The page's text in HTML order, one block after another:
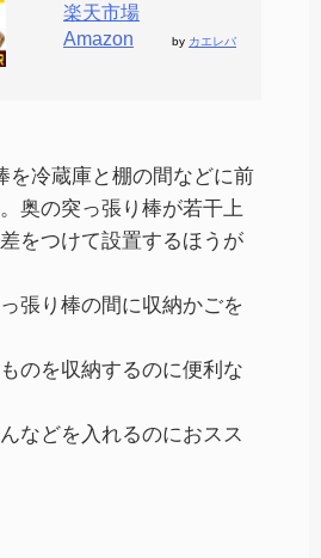
楽天市場
Amazon
by カエレバ
を冷蔵庫と棚の間などに前
奥の突っ張り棒が若干上
をつけて設置するほうが
張り棒の間に収納かごを
のを収納するのに便利な
などを入れるのにおスス